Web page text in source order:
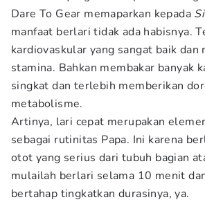
Dare To Gear memaparkan kepada
manfaat berlari tidak ada habisnya.
kardiovaskular yang sangat baik dan
stamina. Bahkan membakar banyak
singkat dan terlebih memberikan
metabolisme.
Artinya, lari cepat merupakan
sebagai rutinitas Papa. Ini karena
otot yang serius dari tubuh bagian
mulailah berlari selama 10 menit
bertahap tingkatkan durasinya, ya.